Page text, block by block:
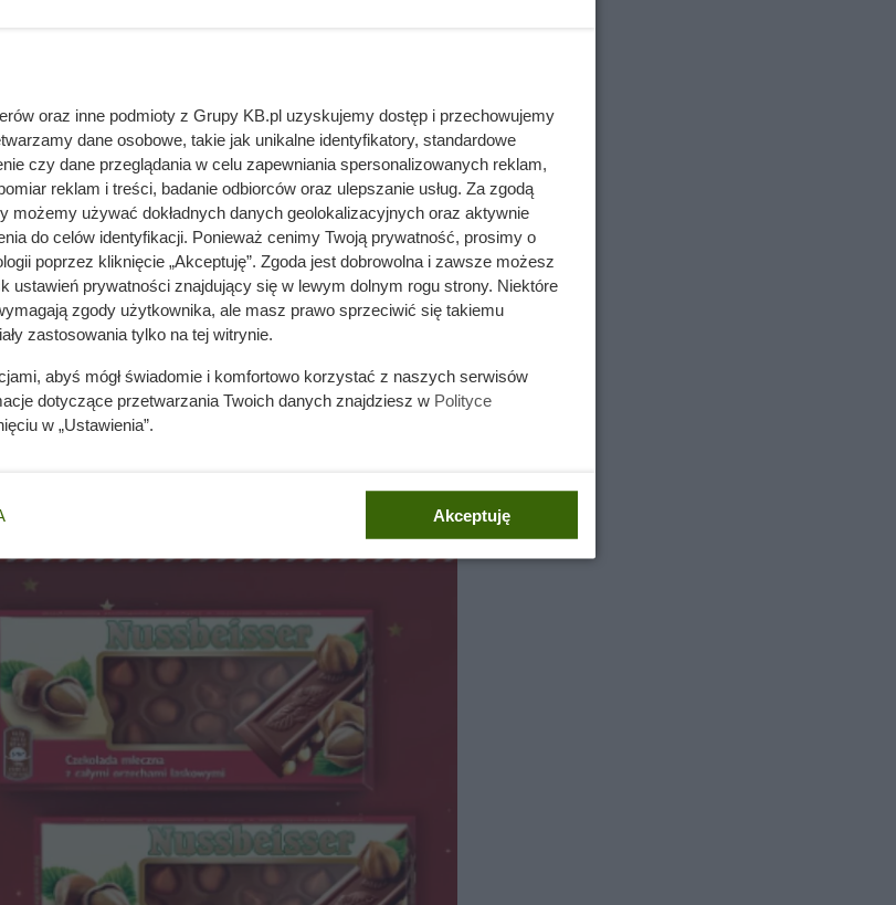
pluskiew
domów. Polacy nie wiedzą, jak reagować
czuć w niej chrupiące i intensywnie smakujące orzechy,
łączy się z orzechami, tworząc klasyczne zestawienie.
prezentuje się niesamowicie – niczym produkt z wyższej
dla dorosłych jako deser do kawy, jak i jako
oraz inne podmioty z Grupy KB.pl uzyskujemy dostęp i przechowujemy
dane osobowe, takie jak unikalne identyfikatory, standardowe
czy dane przeglądania w celu zapewniania spersonalizowanych reklam,
reklam i treści, badanie odbiorców oraz ulepszanie usług. Za zgodą
możemy używać dokładnych danych geolokalizacyjnych oraz aktywnie
do celów identyfikacji. Ponieważ cenimy Twoją prywatność, prosimy o
poprzez kliknięcie „Akceptuję”. Zgoda jest dobrowolna i zawsze możesz
ustawień prywatności znajdujący się w lewym dolnym rogu strony. Niektóre
zgody użytkownika, ale masz prawo sprzeciwić się takiemu
zastosowania tylko na tej witrynie.
abyś mógł świadomie i komfortowo korzystać z naszych serwisów
dotyczące przetwarzania Twoich danych znajdziesz w Polityce
w „Ustawienia”.
Akceptuję